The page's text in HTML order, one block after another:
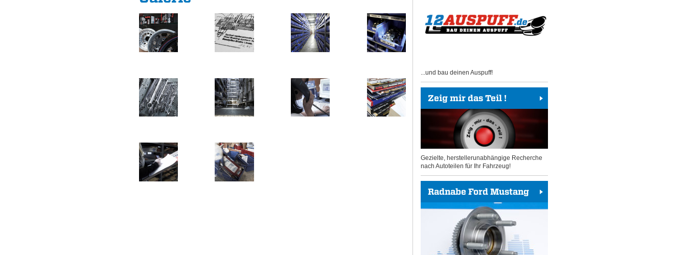
...und bau deinen Auspuff!
Zeig mir das Teil !
Gezielte, herstellerunabhängige Recherche
nach Autoteilen für Ihr Fahrzeug!
Radnabe Ford Mustang